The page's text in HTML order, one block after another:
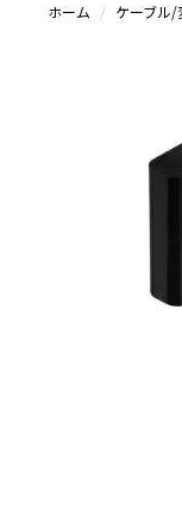
ホーム ケーブル/